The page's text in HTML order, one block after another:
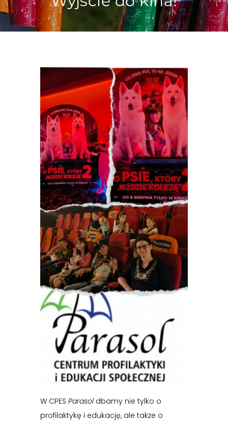
W CPES Parasoldbamy nie tylko o
profilaktykę i edukację, ale także o